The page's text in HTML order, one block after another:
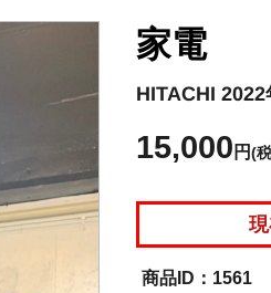
家電
HITACHI
15,000 円(
1561